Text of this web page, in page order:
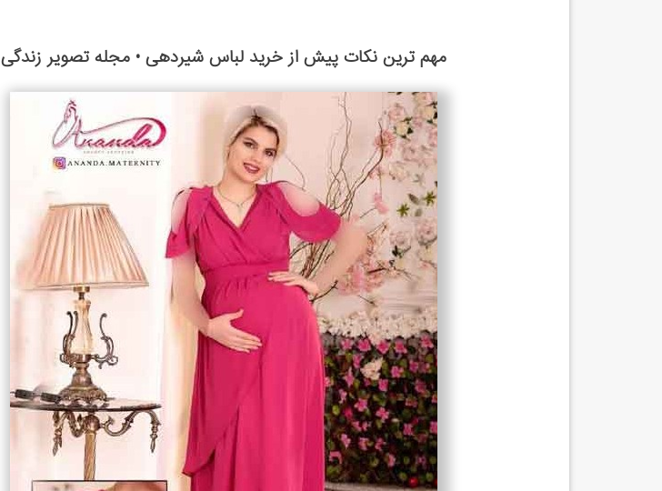
مهم ترین نکات پیش از خرید لباس شیردهی • مجله تصویر زندگی